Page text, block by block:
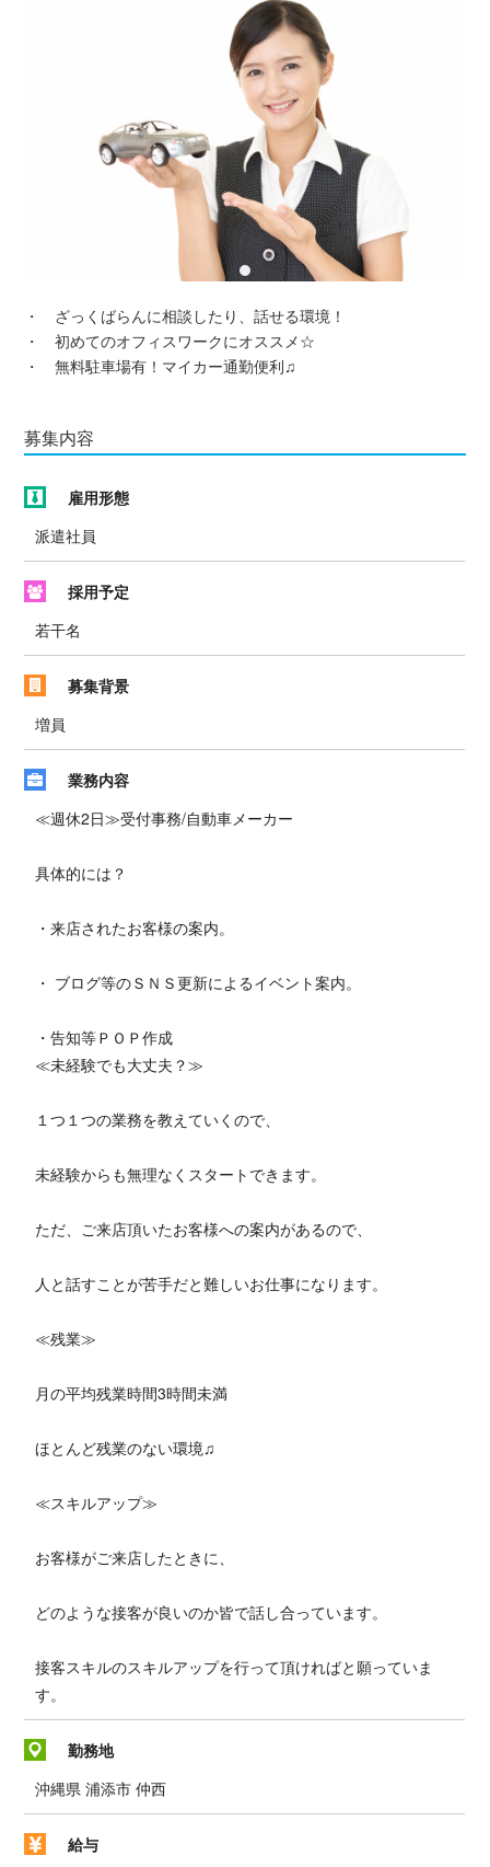
・ ざっくばらんに相談したり、話せる環境！
・ 初めてのオフィスワークにオススメ☆
・ 無料駐車場有！マイカー通勤便利♫
募集内容
雇用形態
派遣社員
採用予定
若干名
募集背景
増員
業務内容
≪週休2日≫受付事務/自動車メーカー
具体的には？
・来店されたお客様の案内。
・ ブログ等のＳＮＳ更新によるイベント案内。
・告知等ＰＯＰ作成
≪未経験でも大丈夫？≫
１つ１つの業務を教えていくので、
未経験からも無理なくスタートできます。
ただ、ご来店頂いたお客様への案内があるので、
人と話すことが苦手だと難しいお仕事になります。
≪残業≫
月の平均残業時間3時間未満
ほとんど残業のない環境♫
≪スキルアップ≫
お客様がご来店したときに、
どのような接客が良いのか皆で話し合っています。
接客スキルのスキルアップを行って頂ければと願っていま
す。
勤務地
沖縄県 浦添市 仲西
給与